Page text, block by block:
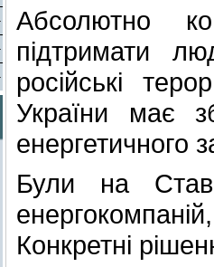
Абсолютно
підтримати
російські
України має
енергетичного
Були на
Конкретні